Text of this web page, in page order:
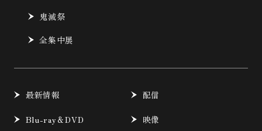
鬼滅祭
全集中展
最新情報 配信
Blu-ray＆DVD 映像